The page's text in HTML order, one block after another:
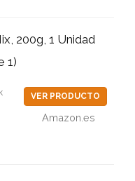
200g, 1 Unidad
1)
VER PRODUCTO
Amazon.es